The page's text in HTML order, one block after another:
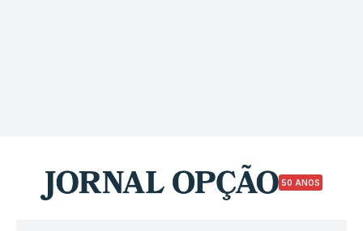
50 ANOS